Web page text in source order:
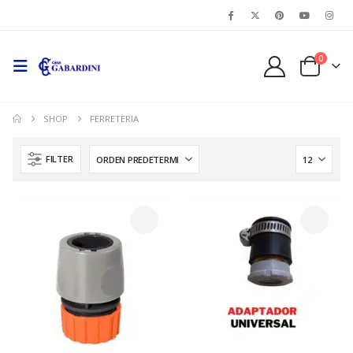
0
SHOP FERRETERIA
FILTER